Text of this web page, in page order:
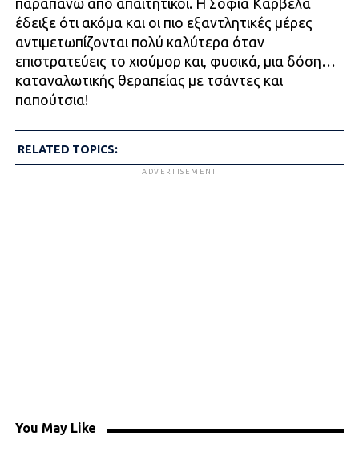
παραπάνω από απαιτητικοί. Η Σοφία Καρβέλα
έδειξε ότι ακόμα και οι πιο εξαντλητικές μέρες
αντιμετωπίζονται πολύ καλύτερα όταν
επιστρατεύεις το χιούμορ και, φυσικά, μια δόση…
καταναλωτικής θεραπείας με τσάντες και
παπούτσια!
RELATED TOPICS:
ADVERTISEMENT
You May Like